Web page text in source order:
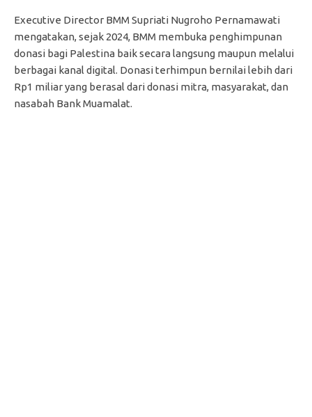
Executive Director BMM Supriati Nugroho Pernamawati
mengatakan, sejak 2024, BMM membuka penghimpunan
donasi bagi Palestina baik secara langsung maupun melalui
berbagai kanal digital. Donasi terhimpun bernilai lebih dari
Rp1 miliar yang berasal dari donasi mitra, masyarakat, dan
nasabah Bank Muamalat.